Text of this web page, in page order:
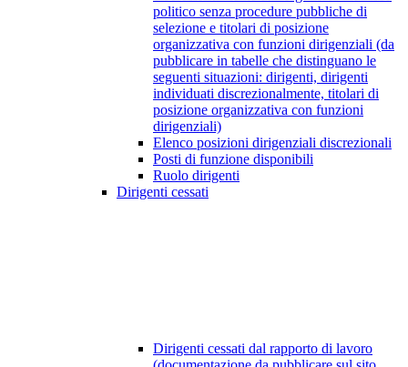
politico senza procedure pubbliche di
selezione e titolari di posizione
organizzativa con funzioni dirigenziali (da
pubblicare in tabelle che distinguano le
seguenti situazioni: dirigenti, dirigenti
individuati discrezionalmente, titolari di
posizione organizzativa con funzioni
dirigenziali)
Elenco posizioni dirigenziali discrezionali
Posti di funzione disponibili
Ruolo dirigenti
Dirigenti cessati
Dirigenti cessati dal rapporto di lavoro